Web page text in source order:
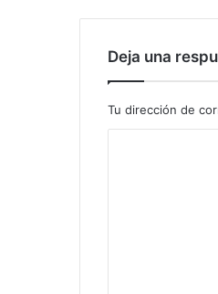
Deja una
Tu dirección de